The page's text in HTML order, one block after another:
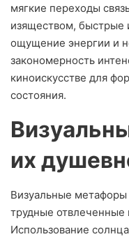
мягкие переходы
изяществом, быстрые
ощущение энергии и
закономерность
киноискусстве для
состояния.
их
Визуальные
трудные отвлеченные
Использование